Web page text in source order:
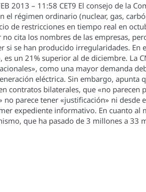
2013 – 11:58 CET9 El consejo de la
el régimen ordinario (nuclear, gas,
de restricciones en tiempo real en
cita los nombres de las empresas,
si se han producido irregularidades.
es un 21% superior al de diciembre. La
como una mayor demanda
eléctrica. Sin embargo, apunta
contratos bilaterales, que «no
no parece tener «justificación» ni
expediente informativo. En cuanto al
que ha pasado de 3 millones a